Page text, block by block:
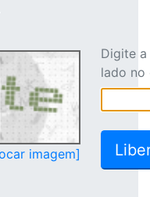
imagem]
Digite
lado no